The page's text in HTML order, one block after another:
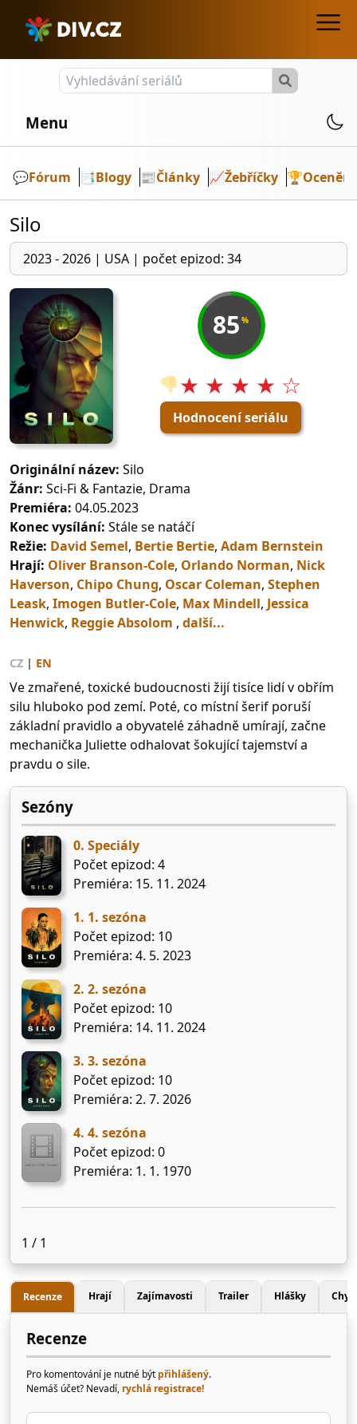
Menu
💬️Fórum 📑Blogy 📰Články 📈Žebříčky 🏆Ocenění
Silo
2023 - 2026 | USA | počet epizod: 34
85 %
👎★ ★ ★ ★ ☆
Hodnocení seriálu
Originální název: Silo
Žánr: Sci-Fi & Fantazie, Drama
Premiéra: 04.05.2023
Konec vysílání: Stále se natáčí
Režie: David Semel, Bertie Bertie, Adam Bernstein
Hrají: Oliver Branson-Cole, Orlando Norman, Nick
Haverson, Chipo Chung, Oscar Coleman, Stephen
Leask, Imogen Butler-Cole, Max Mindell, Jessica
Henwick, Reggie Absolom , další...
CZ | EN
Ve zmařené, toxické budoucnosti žijí tisíce lidí v obřím
silu hluboko pod zemí. Poté, co místní šerif poruší
základní pravidlo a obyvatelé záhadně umírají, začne
mechanička Juliette odhalovat šokující tajemství a
pravdu o sile.
Sezóny
0. Speciály
Počet epizod: 4
Premiéra: 15. 11. 2024
1. 1. sezóna
Počet epizod: 10
Premiéra: 4. 5. 2023
2. 2. sezóna
Počet epizod: 10
Premiéra: 14. 11. 2024
3. 3. sezóna
Počet epizod: 10
Premiéra: 2. 7. 2026
4. 4. sezóna
Počet epizod: 0
Premiéra: 1. 1. 1970
1 / 1
Recenze Hrají Zajímavosti Trailer Hlášky
Recenze
Pro komentování je nutné být přihlášený.
Nemáš účet? Nevadí, rychlá registrace!